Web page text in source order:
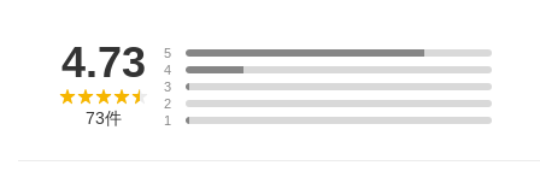
4.73
73件
5
4
3
2
1